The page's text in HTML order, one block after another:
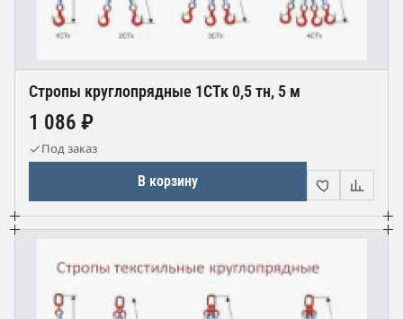
Стропы круглопрядные 1СТк 0,5 тн, 5 м
1 086 ₽
Под заказ
В корзину